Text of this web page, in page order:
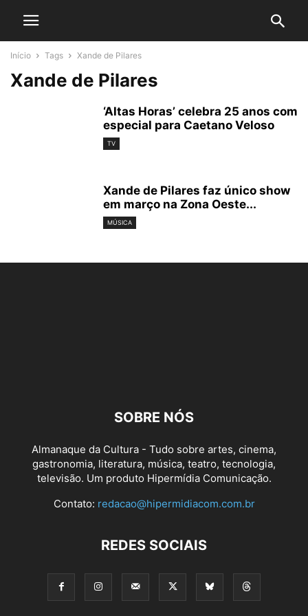
Início Tags Xande de Pilares
Xande de Pilares
‘Altas Horas’ celebra 25 anos com
especial para Caetano Veloso
TV
Xande de Pilares faz único show
em março na Zona Oeste...
MÚSICA
SOBRE NÓS
Almanaque da Cultura - Tudo sobre artes, cinema,
gastronomia, literatura, música, teatro, tecnologia,
televisão. Um produto Hipermídia Comunicação.
Contato: redacao@hipermidiacom.com.br
REDES SOCIAIS